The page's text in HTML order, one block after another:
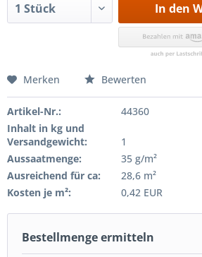
In den
Merken Bewerten
Artikel-Nr.:
44360
Inhalt in kg und
Versandgewicht:
1
Aussaatmenge:
35 g/m²
Ausreichend für ca:
28,6 m²
Kosten je m²:
0,42 EUR
Bestellmenge ermitteln